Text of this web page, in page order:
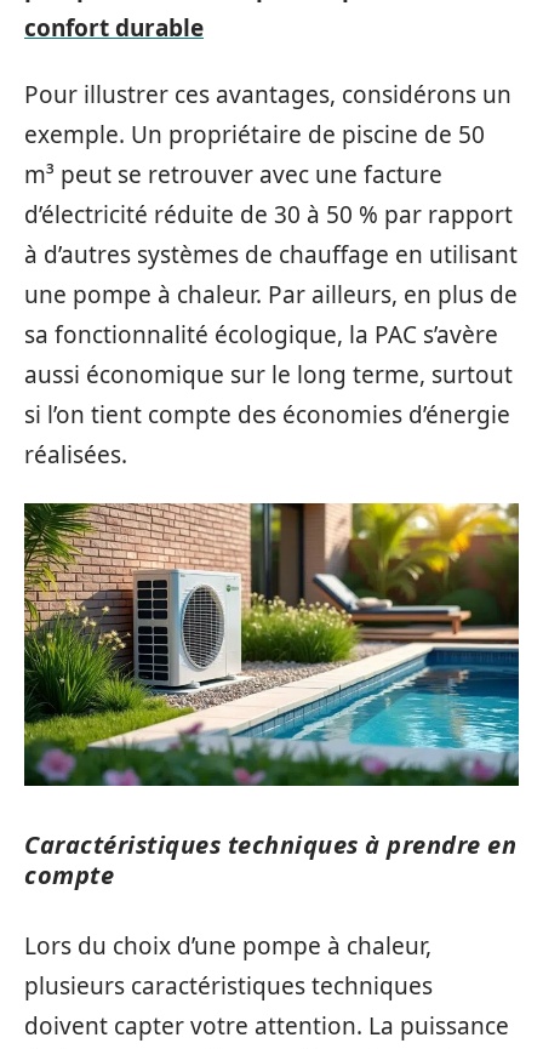
confort durable
Pour illustrer ces avantages, considérons un
exemple. Un propriétaire de piscine de 50
m³ peut se retrouver avec une facture
d’électricité réduite de 30 à 50 % par rapport
à d’autres systèmes de chauffage en utilisant
une pompe à chaleur. Par ailleurs, en plus de
sa fonctionnalité écologique, la PAC s’avère
aussi économique sur le long terme, surtout
si l’on tient compte des économies d’énergie
réalisées.
Caractéristiques techniques à prendre en
compte
Lors du choix d’une pompe à chaleur,
plusieurs caractéristiques techniques
doivent capter votre attention. La puissance